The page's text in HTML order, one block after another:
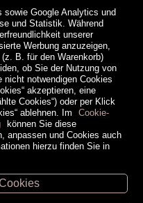
sowie Google Analytics und
und Statistik. Während
unserer
Werbung anzuzeigen,
B. für den Warenkorb)
ob Sie der Nutzung von
notwendigen Cookies
akzeptieren, eine
Cookies“) oder per Klick
ablehnen. Im
Cookie-
können Sie diese
anpassen und Cookies auch
hierzu finden Sie in